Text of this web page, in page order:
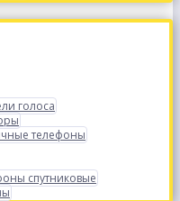
голоса
телефоны
спутниковые